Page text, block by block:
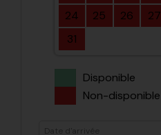
24
25 26 27
31
Disponible
Non-disponible